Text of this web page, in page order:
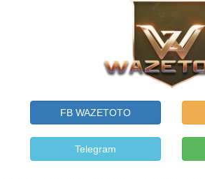
FB WAZETOTO
Telegram